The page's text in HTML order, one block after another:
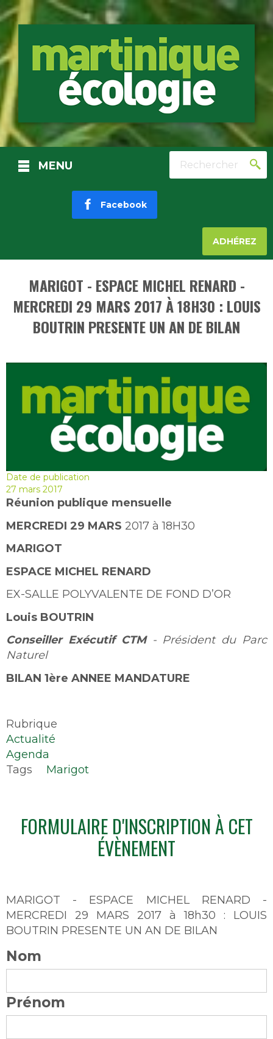
MENU Rechercher
Facebook
ADHÉREZ
MARIGOT - ESPACE MICHEL RENARD -
MERCREDI 29 MARS 2017 À 18H30 : LOUIS
BOUTRIN PRESENTE UN AN DE BILAN
Date de publication
27 mars 2017
Réunion publique mensuelle
MERCREDI 29 MARS 2017 à 18H30
MARIGOT
ESPACE MICHEL RENARD
EX-SALLE POLYVALENTE DE FOND D’OR
Louis BOUTRIN
Conseiller Exécutif CTM- Président du Parc
Naturel
BILAN 1ère ANNEE MANDATURE
Rubrique
Actualité
Agenda
Tags
Marigot
FORMULAIRE D'INSCRIPTION À CET
ÉVÈNEMENT
MARIGOT - ESPACE MICHEL RENARD -
MERCREDI 29 MARS 2017 à 18h30 : LOUIS
BOUTRIN PRESENTE UN AN DE BILAN
Nom
Prénom